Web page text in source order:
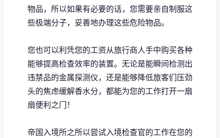
物品，所以如果有必要的话，您需要亲自制服这
些极端分子，妥善地办理这些危险物品。
您也可以利凭您的工资从旅行商人手中购买各种
能够提高检查效率的装置。无论是能瞬间检测出
违禁品的金属探测仪，还是能够降低旅客们压劲
头的焦虑缓解香水分，都能为您的工作打开一扇
扇便利之门！
帝国入境所之所以尝试入境检查官的工作在您的